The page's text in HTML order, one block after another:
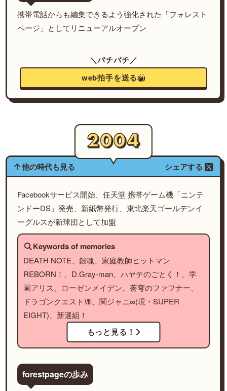
携帯電話からも編集できるよう強化された「フォレスト
ページ」としてリニューアルオープン
＼パチパチ／
web拍手を送る
他の時代も見る シェアする
Facebookサービス開始、任天堂 携帯ゲーム機「ニンテ
ンドーDS」発売、新紙幣発行、東北楽天ゴールデンイ
ーグルスが新球団として加盟
Keywords of memories
DEATH NOTE、銀魂、家庭教師ヒットマン
REBORN！、D.Gray-man、ハヤテのごとく！、学
園アリス、ローゼンメイデン、蒼穹のファフナー、
ドラゴンクエストⅧ、関ジャニ∞(現・SUPER
EIGHT)、新選組！
もっと見る！
forestpageの歩み